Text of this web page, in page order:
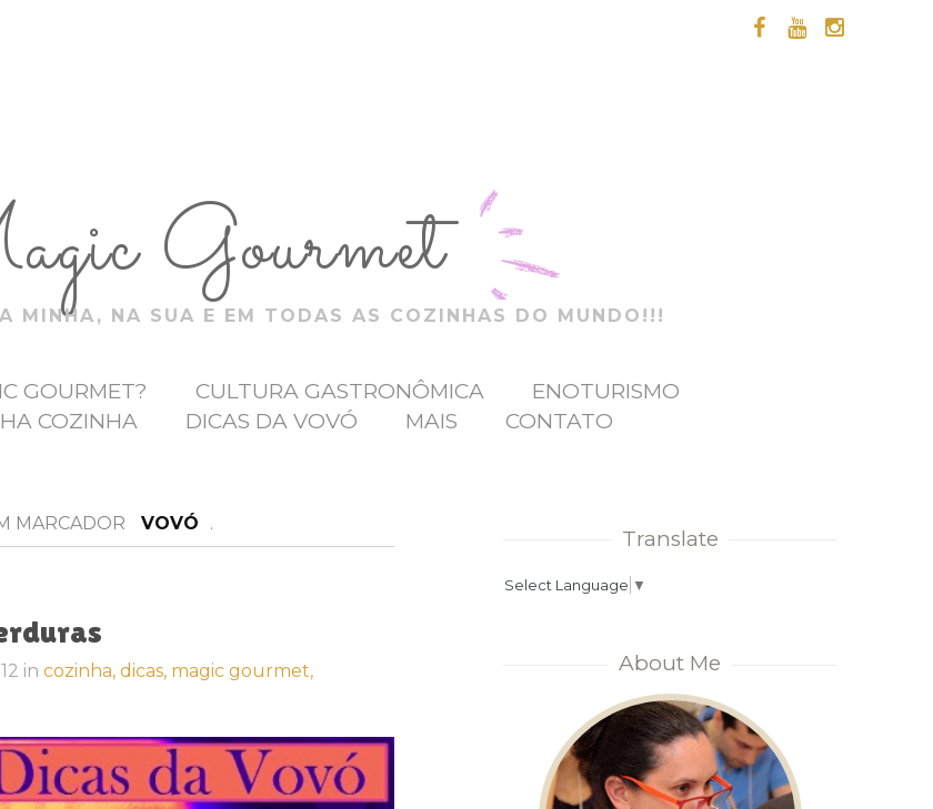
Gourmet
MINHA, NA SUA E EM TODAS AS COZINHAS DO MUNDO!!!
GOURMET? CULTURA GASTRONÔMICA
ENOTURISMO
COZINHA DICAS DA VOVÓ MAIS CONTATO
MARCADOR VOVÓ .
in cozinha, dicas, magic gourmet,
Translate
Select Language ▼
About Me